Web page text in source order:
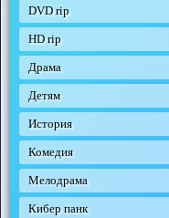
DVD rip
HD rip
Драма
Детям
История
Комедия
Мелодрама
Кибер панк